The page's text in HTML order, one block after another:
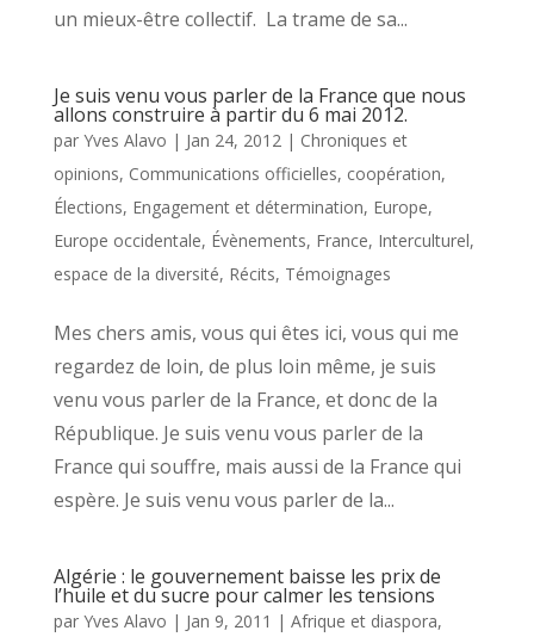
un mieux-être collectif. La trame de sa...
Je suis venu vous parler de la France que nous
allons construire à partir du 6 mai 2012.
par Yves Alavo | Jan 24, 2012| Chroniques et
opinions, Communications officielles, coopération,
Élections, Engagement et détermination, Europe,
Europe occidentale, Évènements, France, Interculturel,
espace de la diversité, Récits, Témoignages
Mes chers amis, vous qui êtes ici, vous qui me
regardez de loin, de plus loin même, je suis
venu vous parler de la France, et donc de la
République. Je suis venu vous parler de la
France qui souffre, mais aussi de la France qui
espère. Je suis venu vous parler de la...
Algérie : le gouvernement baisse les prix de
l’huile et du sucre pour calmer les tensions
par Yves Alavo | Jan 9, 2011 | Afrique et diaspora,